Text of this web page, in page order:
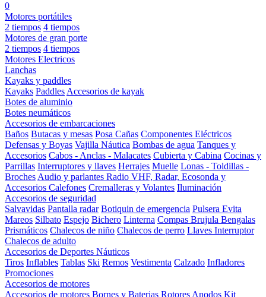
0
Motores portátiles
2 tiempos 4 tiempos
Motores de gran porte
2 tiempos 4 tiempos
Motores Electricos
Lanchas
Kayaks y paddles
Kayaks Paddles Accesorios de kayak
Botes de aluminio
Botes neumáticos
Accesorios de embarcaciones
Baños Butacas y mesas Posa Cañas Componentes Eléctricos
Defensas y Boyas Vajilla Náutica Bombas de agua Tanques y
Accesorios Cabos - Anclas - Malacates Cubierta y Cabina Cocinas y
Parrillas Interruptores y llaves Herrajes Muelle Lonas - Toldillas -
Broches Audio y parlantes Radio VHF, Radar, Ecosonda y
Accesorios Calefones Cremalleras y Volantes Iluminación
Accesorios de seguridad
Salvavidas Pantalla radar Botiquin de emergencia Pulsera Evita
Mareos Silbato Espejo Bichero Linterna Compas Brujula Bengalas
Prismáticos Chalecos de niño Chalecos de perro Llaves Interruptor
Chalecos de adulto
Accesorios de Deportes Náuticos
Tiros Inflables Tablas Ski Remos Vestimenta Calzado Infladores
Promociones
Accesorios de motores
Accesorios de motores Bornes y Baterias Rotores Anodos Kit